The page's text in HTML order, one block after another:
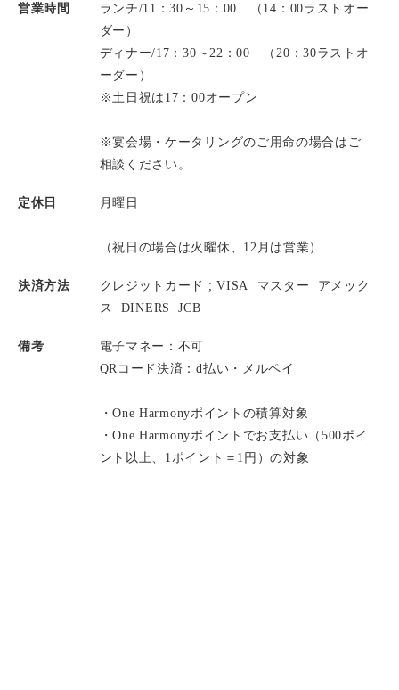
営業時間
ランチ/11：30～15：00 （14：00ラストオー
ダー）
ディナー/17：30～22：00 （20：30ラストオ
ーダー）
※土日祝は17：00オープン
※宴会場・ケータリングのご用命の場合はご
相談ください。
定休日 月曜日
（祝日の場合は火曜休、12月は営業）
決済方法 クレジットカード ; VISA マスター
アメック
ス
DINERS JCB
備考
電子マネー：不可
QRコード決済：d払い・メルペイ
・One Harmonyポイントの積算対象
・One Harmonyポイントでお支払い（500ポイ
ント以上、1ポイント＝1円）の対象